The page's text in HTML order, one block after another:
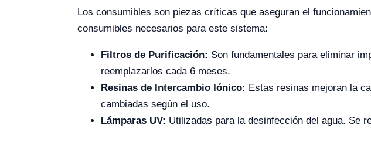
Los consumibles son piezas críticas que aseguran el
consumibles necesarios para este sistema:
Filtros de Purificación: Son fundamentales para eliminar
reemplazarlos cada 6 meses.
Resinas de Intercambio Iónico: Estas resinas mejoran la
cambiadas según el uso.
Lámparas UV: Utilizadas para la desinfección del agua. Se